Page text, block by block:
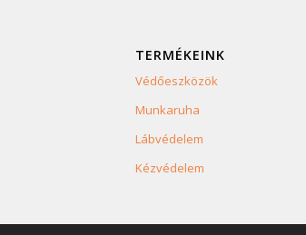
TERMÉKEINK
Védőeszközök
Munkaruha
Lábvédelem
Kézvédelem